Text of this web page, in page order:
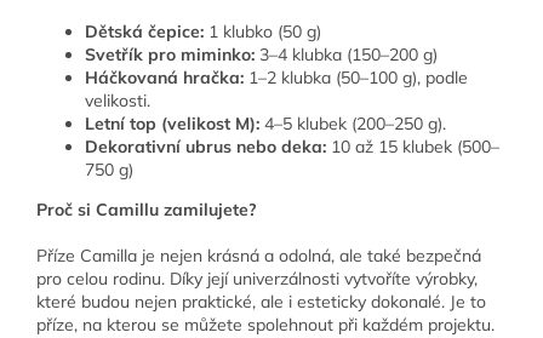
Dětská čepice: 1 klubko (50 g)
Svetřík pro miminko: 3–4 klubka (150–200 g)
Háčkovaná hračka: 1–2 klubka (50–100 g), podle
velikosti.
Letní top (velikost M): 4–5 klubek (200–250 g).
Dekorativní ubrus nebo deka: 10 až 15 klubek (500–
750 g)
Proč si Camillu zamilujete?
Příze Camilla je nejen krásná a odolná, ale také bezpečná
pro celou rodinu. Díky její univerzálnosti vytvoříte výrobky,
které budou nejen praktické, ale i esteticky dokonalé. Je to
příze, na kterou se můžete spolehnout při každém projektu.